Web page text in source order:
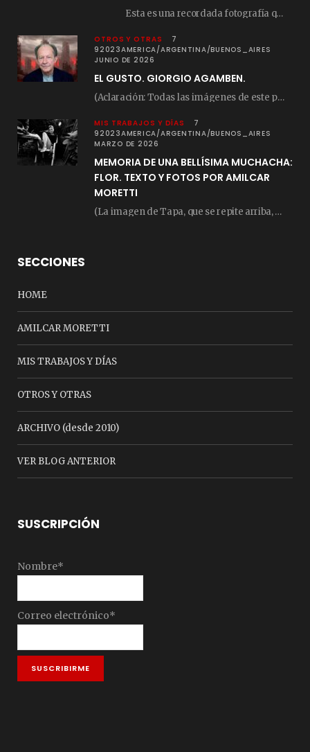
Esta es una recordada fotografía que registré…
OTROS Y OTRAS
7
92023AMERICA/ARGENTINA/BUENOS_AIRES
JUNIO DE 2026
EL GUSTO. GIORGIO AGAMBEN.
(Aclaración: Todas las imágenes de este posteo fueron tomadas de Bloghemia.com, y todos los…
MIS TRABAJOS Y DÍAS
7
92023AMERICA/ARGENTINA/BUENOS_AIRES
MARZO DE 2026
MEMORIA DE UNA BELLÍSIMA MUCHACHA:
FLOR. TEXTO Y FOTOS POR AMILCAR
MORETTI
(La imagen de Tapa, que se repite arriba, fue compuesta por Amilcar Moretti el viernes…
SECCIONES
HOME
AMILCAR MORETTI
MIS TRABAJOS Y DÍAS
OTROS Y OTRAS
ARCHIVO (desde 2010)
VER BLOG ANTERIOR
SUSCRIPCIÓN
Nombre*
Correo electrónico*